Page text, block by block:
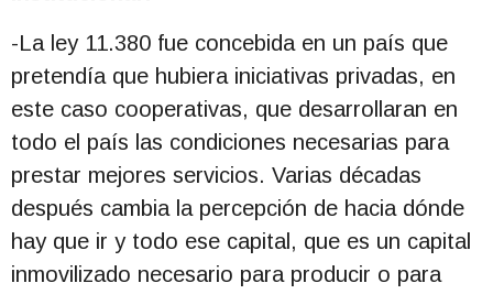
-La ley 11.380 fue concebida en un país que
pretendía que hubiera iniciativas privadas, en
este caso cooperativas, que desarrollaran en
todo el país las condiciones necesarias para
prestar mejores servicios. Varias décadas
después cambia la percepción de hacia dónde
hay que ir y todo ese capital, que es un capital
inmovilizado necesario para producir o para